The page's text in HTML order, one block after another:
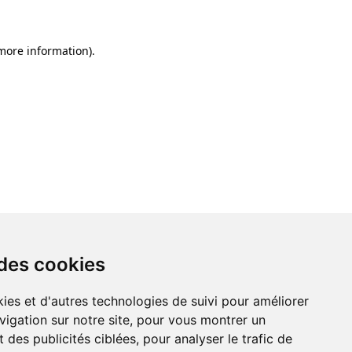
cookies
et d'autres technologies de suivi pour améliorer
sur notre site, pour vous montrer un
des publicités ciblées, pour analyser le trafic de
information).